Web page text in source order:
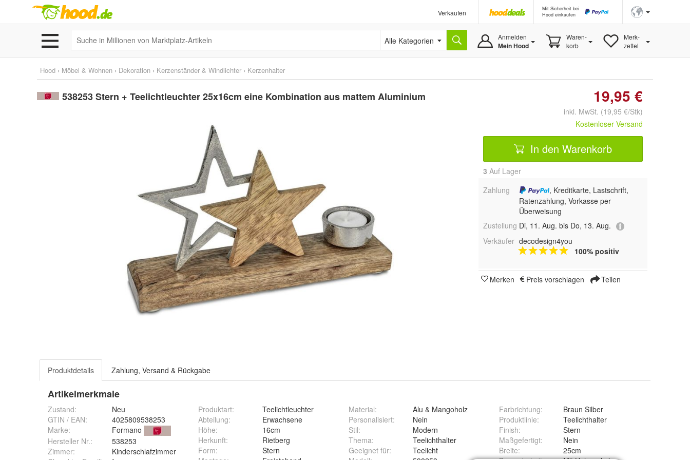
Verkaufen
Mit Sicherheit bei
Hood einkaufen
Alle Kategorien Anmelden
Mein Hood
Waren-
korb
Merk-
zettel
Hood › Möbel & Wohnen › Dekoration › Kerzenständer & Windlichter › Kerzenhalter
538253 Stern + Teelichtleuchter 25x16cm eine Kombination aus mattem Aluminium 19,95 €
inkl. MwSt. (19,95 €/Stk)
Kostenloser Versand
In den Warenkorb
3 Auf Lager
Zahlung
, Kreditkarte, Lastschrift,
Ratenzahlung, Vorkasse per
Überweisung
Zustellung Di, 11. Aug. bis Do, 13. Aug.
Verkäufer decodesign4you
100% positiv
Merken Preis vorschlagen Teilen
Produktdetails Zahlung, Versand & Rückgabe
Artikelmerkmale
Zustand:
Neu
GTIN / EAN:
4025809538253
Marke:
Formano
Hersteller Nr.:
538253
Zimmer:
Kinderschlafzimmer
Produktart:
Teelichtleuchter
Abteilung:
Erwachsene
Höhe:
16cm
Herkunft:
Rietberg
Form:
Stern
Material:
Alu & Mangoholz
Personalisiert:
Nein
Stil:
Modern
Thema:
Teelichthalter
Geeignet für:
Teelicht
Farbrichtung:
Braun Silber
Produktlinie:
Teelichthalter
Finish:
Stern
Maßgefertigt:
Nein
Breite:
25cm